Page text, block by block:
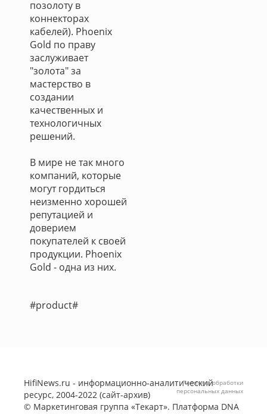
позолоту в
коннекторах
кабелей). Phoenix
Gold по праву
заслуживает
"золота" за
мастерство в
создании
качественных и
технологичных
решений.
В мире не так много
компаний, которые
могут гордиться
неизменно хорошей
репутацией и
доверием
покупателей к своей
продукции. Phoenix
Gold - одна из них.
#product#
HifiNews.ru - информационно-аналитический
ресурс, 2004-2022 (сайт-архив)
© Маркетинговая группа «Текарт». Платформа DNA
Политика обработки
персональных данных